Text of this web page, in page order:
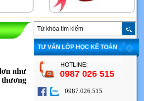
như
thương
TƯ VẤN LỚP HỌC KẾ TOÁN
0987 026 515
HOTLINE:
0987.026.515